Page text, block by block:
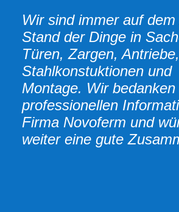
Wir sind immer auf
Stand der Dinge in
Türen, Zargen, Antriebe,
Stahlkonstuktionen und
Montage. Wir
professionellen
Firma Novoferm und
weiter eine gute